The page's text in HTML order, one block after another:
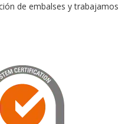
de embalses y trabajamos